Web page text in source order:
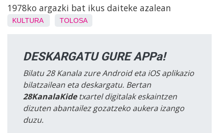
1978ko argazki bat ikus daiteke azalean
KULTURA TOLOSA
DESKARGATU GURE APPa!
Bilatu 28 Kanala zure Android eta iOS aplikazio
bilatzailean eta deskargatu. Bertan
28KanalaKidetxartel digitalak eskaintzen
dizuten abantailez gozatzeko aukera izango
duzu.